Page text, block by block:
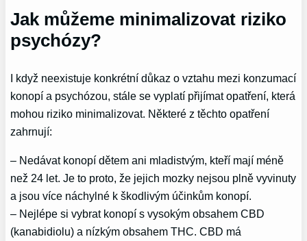
Jak můžeme minimalizovat riziko
psychózy?
I když neexistuje konkrétní důkaz o vztahu mezi konzumací
konopí a psychózou, stále se vyplatí přijímat opatření, která
mohou riziko minimalizovat. Některé z těchto opatření
zahrnují:
– Nedávat konopí dětem ani mladistvým, kteří mají méně
než 24 let. Je to proto, že jejich mozky nejsou plně vyvinuty
a jsou více náchylné k škodlivým účinkům konopí.
– Nejlépe si vybrat konopí s vysokým obsahem CBD
(kanabidiolu) a nízkým obsahem THC. CBD má